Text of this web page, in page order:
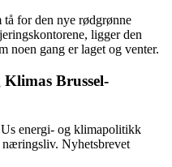
for den nye rødgrønne
ligger den
noen gang er laget og venter.
Klimas Brussel-
energi- og klimapolitikk
Nyhetsbrevet